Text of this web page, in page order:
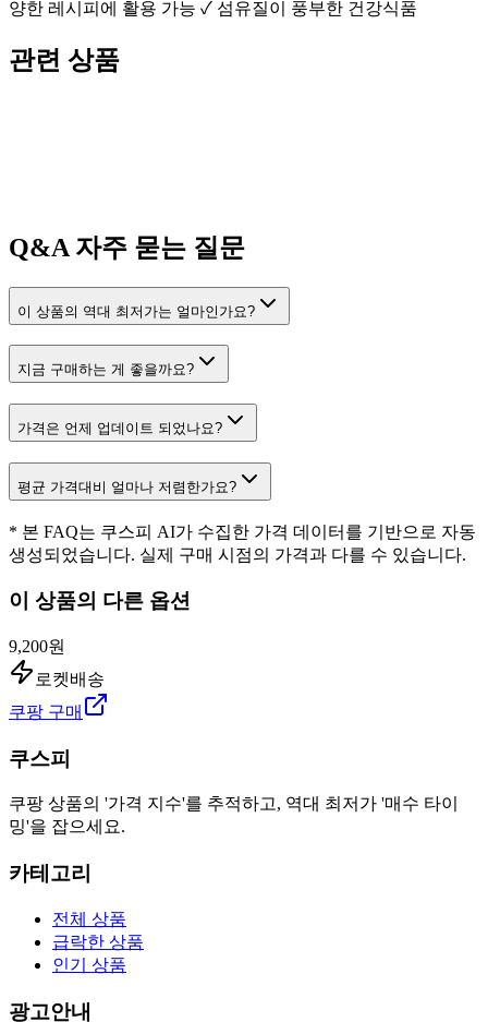
양한 레시피에 활용 가능 ✓ 섬유질이 풍부한 건강식품
관련 상품
Q&A 자주 묻는 질문
이 상품의 역대 최저가는 얼마인가요?
지금 구매하는 게 좋을까요?
가격은 언제 업데이트 되었나요?
평균 가격대비 얼마나 저렴한가요?
* 본 FAQ는 쿠스피 AI가 수집한 가격 데이터를 기반으로 자동
생성되었습니다. 실제 구매 시점의 가격과 다를 수 있습니다.
이 상품의 다른 옵션
9,200원
로켓배송
쿠팡 구매
쿠스피
쿠팡 상품의 '가격 지수'를 추적하고, 역대 최저가 '매수 타이
밍'을 잡으세요.
카테고리
전체 상품
급락한 상품
인기 상품
광고안내